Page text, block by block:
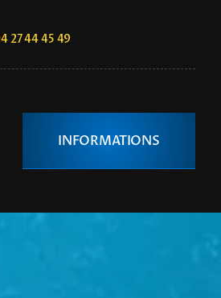
27 44 45 49
INFORMATIONS